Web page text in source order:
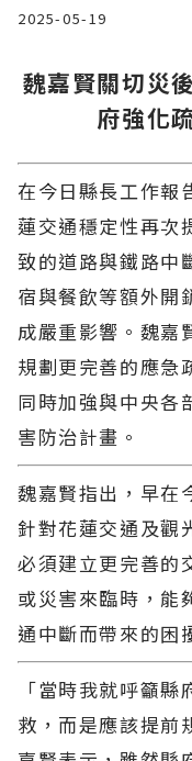
2025-05-19
魏嘉賢關切災
府強化
在今日縣長工作報
蓮交通穩定性再次
致的道路與鐵路中
宿與餐飲等額外開
成嚴重影響。魏嘉
規劃更完善的應急
同時加強與中央各
害防治計畫。
魏嘉賢指出，早在
針對花蓮交通及觀
必須建立更完善的
或災害來臨時，能
通中斷而帶來的困
「當時我就呼籲
救，而是應該提前